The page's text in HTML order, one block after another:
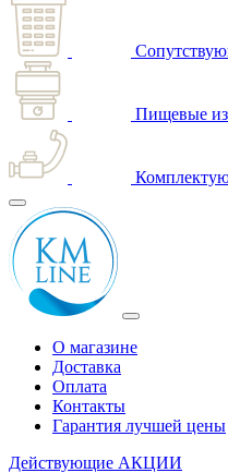
Пищевые
О магазине
Доставка
Оплата
Контакты
Гарантия лучшей цены
Действующие АКЦИИ